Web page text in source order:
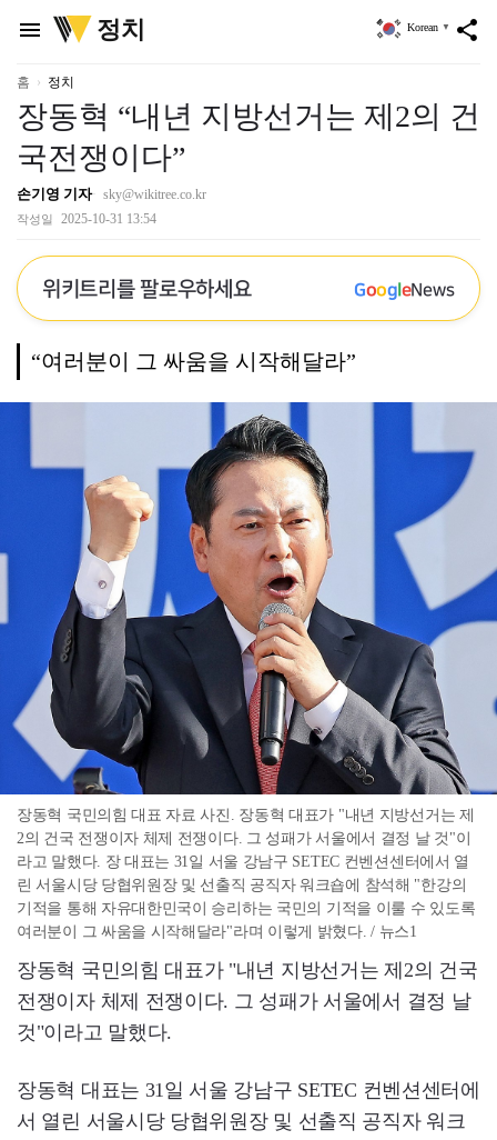
menu
위
키
정치 share
Korean ▼
홈 정치
장동혁 “내년 지방선거는 제2의 건
국전쟁이다”
손기영 기자 sky@wikitree.co.kr
작성일 2025-10-31 13:54
위키트리를 팔로우하세요 GoogleNews
“여러분이 그 싸움을 시작해달라”
장동혁 국민의힘 대표 자료 사진. 장동혁 대표가 "내년 지방선거는 제
2의 건국 전쟁이자 체제 전쟁이다. 그 성패가 서울에서 결정 날 것"이
라고 말했다. 장 대표는 31일 서울 강남구 SETEC 컨벤션센터에서 열
린 서울시당 당협위원장 및 선출직 공직자 워크숍에 참석해 "한강의
기적을 통해 자유대한민국이 승리하는 국민의 기적을 이룰 수 있도록
여러분이 그 싸움을 시작해달라"라며 이렇게 밝혔다. / 뉴스1
장동혁 국민의힘 대표가 "내년 지방선거는 제2의 건국
전쟁이자 체제 전쟁이다. 그 성패가 서울에서 결정 날
것"이라고 말했다.
장동혁 대표는 31일 서울 강남구 SETEC 컨벤션센터에
서 열린 서울시당 당협위원장 및 선출직 공직자 워크